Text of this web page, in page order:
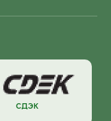
СДЭК